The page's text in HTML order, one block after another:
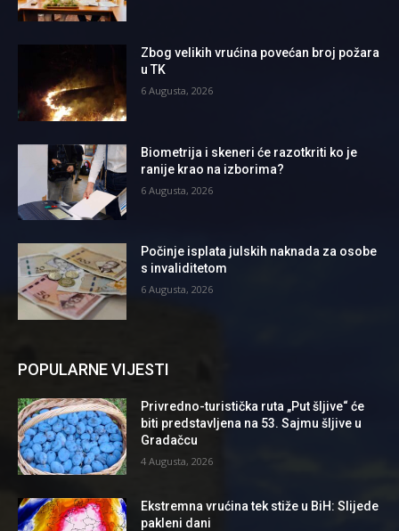
Zbog velikih vrućina povećan broj požara
u TK
6 Augusta, 2026
Biometrija i skeneri će razotkriti ko je
ranije krao na izborima?
6 Augusta, 2026
Počinje isplata julskih naknada za osobe
s invaliditetom
6 Augusta, 2026
POPULARNE VIJESTI
Privredno-turistička ruta „Put šljive“ će
biti predstavljena na 53. Sajmu šljive u
Gradačcu
4 Augusta, 2026
Ekstremna vrućina tek stiže u BiH: Slijede
pakleni dani